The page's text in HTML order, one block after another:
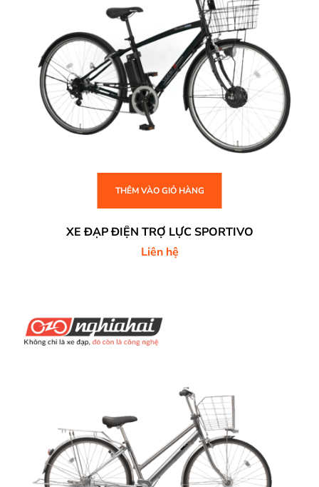
THÊM VÀO GIỎ HÀNG
XE ĐẠP ĐIỆN TRỢ LỰC SPORTIVO
Liên hệ